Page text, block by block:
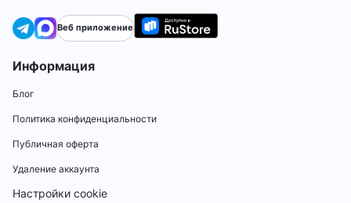
Веб приложение
Информация
Блог
Политика конфиденциальности
Публичная оферта
Удаление аккаунта
Настройки cookie